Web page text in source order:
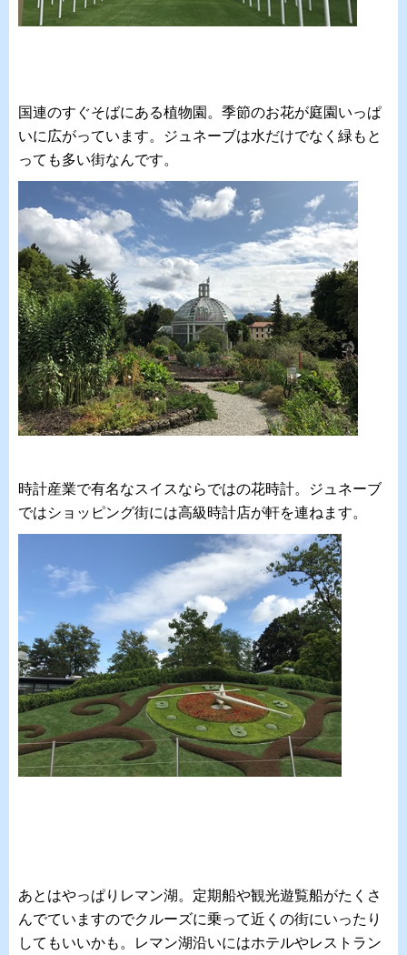
国連のすぐそばにある植物園。季節のお花が庭園いっぱ
いに広がっています。ジュネーブは水だけでなく緑もと
っても多い街なんです。
時計産業で有名なスイスならではの花時計。ジュネーブ
ではショッピング街には高級時計店が軒を連ねます。
あとはやっぱりレマン湖。定期船や観光遊覧船がたくさ
んでていますのでクルーズに乗って近くの街にいったり
してもいいかも。レマン湖沿いにはホテルやレストラン